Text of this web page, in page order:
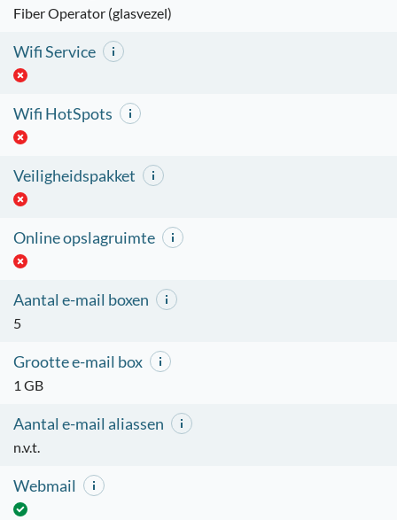
Fiber Operator (glasvezel)
Wifi Service
Wifi HotSpots
Veiligheidspakket
Online opslagruimte
Aantal e-mail boxen
5
Grootte e-mail box
1 GB
Aantal e-mail aliassen
n.v.t.
Webmail